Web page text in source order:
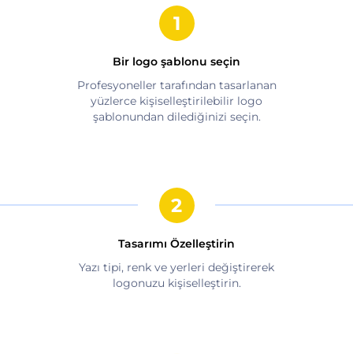
Bir logo şablonu seçin
Profesyoneller tarafından tasarlanan
yüzlerce kişiselleştirilebilir logo
şablonundan dilediğinizi seçin.
Tasarımı Özelleştirin
Yazı tipi, renk ve yerleri değiştirerek
logonuzu kişiselleştirin.